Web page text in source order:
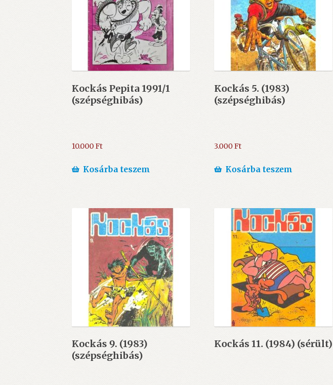
Kockás Pepita 1991/1
(szépséghibás)
10.000Ft
Kosárba teszem
Kockás 5. (1983)
(szépséghibás)
3.000Ft
Kosárba teszem
Kockás 9. (1983)
(szépséghibás)
Kockás 11. (1984) (sérült)